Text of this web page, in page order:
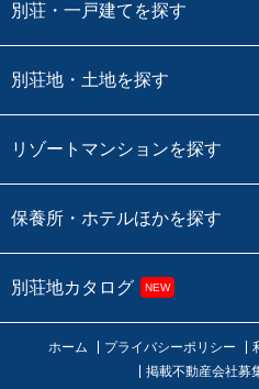
別荘・一戸建てを探す
別荘地・土地を探す
リゾートマンションを探す
保養所・ホテルほかを探す
別荘地カタログ NEW
ホーム プライバシーポリシー
掲載不動産会社募